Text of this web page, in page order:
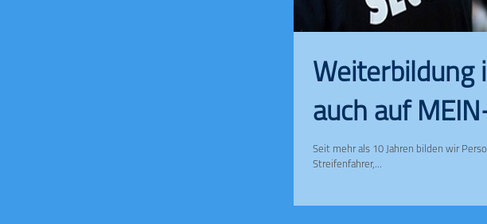
Weiterbildung
auch auf
Seit mehr als 10 Jahren bilden wir
Streifenfahrer,...